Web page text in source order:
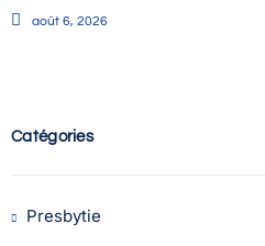
août 6, 2026
Catégories
Presbytie